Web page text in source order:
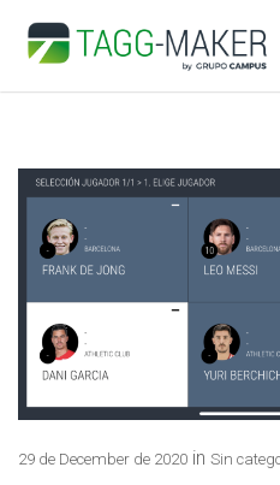
29 de December de 2020 in Sin